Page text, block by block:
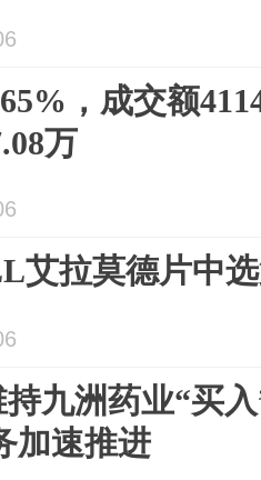
，成交额
万
艾拉莫德片中
九洲药业“买
加速推进